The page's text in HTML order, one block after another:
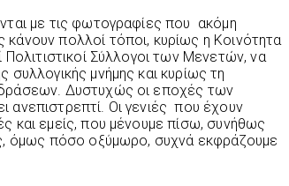
με τις φωτογραφίες που ακόμη
πολλοί τόποι, κυρίως η Κοινότητα
Πολιτιστικοί Σύλλογοι των Μενετών, να
μνήμης και κυρίως τη
Δυστυχώς οι εποχές των
ανεπιστρεπτί. Οι γενιές που έχουν
και εμείς, που μένουμε πίσω, συνήθως
όμως πόσο οξύμωρο, συχνά εκφράζουμε